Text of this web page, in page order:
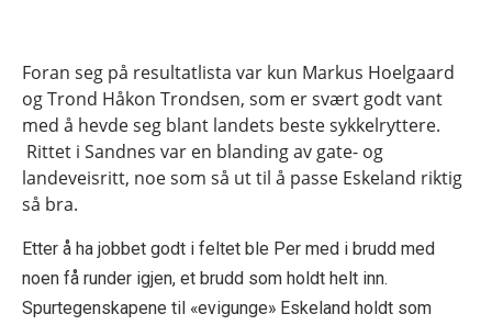
Foran seg på resultatlista var kun Markus Hoelgaard
og Trond Håkon Trondsen, som er svært godt vant
med å hevde seg blant landets beste sykkelryttere.
Rittet i Sandnes var en blanding av gate- og
landeveisritt, noe som så ut til å passe Eskeland riktig
så bra.
Etter å ha jobbet godt i feltet ble Per med i brudd med
noen få runder igjen, et brudd som holdt helt inn.
Spurtegenskapene til «evigunge» Eskeland holdt som